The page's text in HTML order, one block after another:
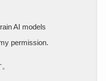
AI models
permission.